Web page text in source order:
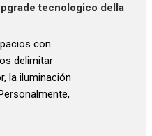
tecnologico della
con
delimitar
la iluminación